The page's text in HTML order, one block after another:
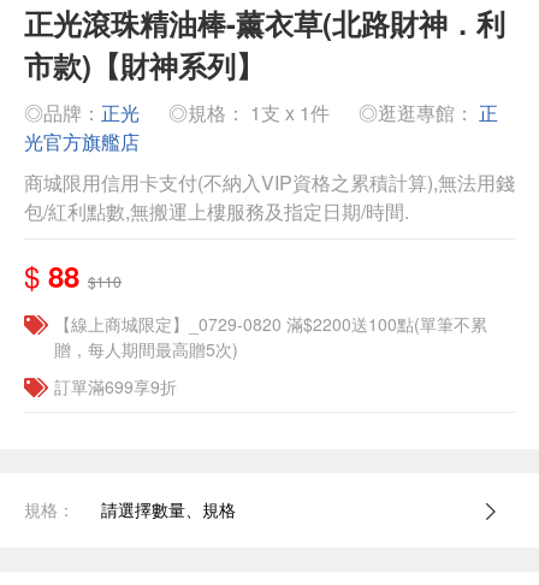
正光滾珠精油棒-薰衣草(北路財神．利
市款)【財神系列】
◎品牌： 正光 ◎規格： 1支 x 1件 ◎逛逛專館： 正
光官方旗艦店
商城限用信用卡支付(不納入VIP資格之累積計算),無法用錢
包/紅利點數,無搬運上樓服務及指定日期/時間.
$ 88 $110
【線上商城限定】_0729-0820 滿$2200送100點(單筆不累
贈，每人期間最高贈5次)
訂單滿699享9折
規格： 請選擇數量、規格